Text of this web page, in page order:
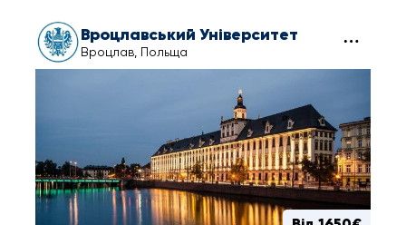
Вроцлавський Університет
Вроцлав, Польща